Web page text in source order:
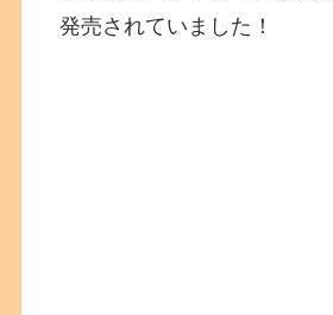
発売されていました！